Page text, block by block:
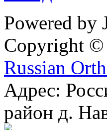
Powered by
Copyright ©
Russian
Адрес:
район д.